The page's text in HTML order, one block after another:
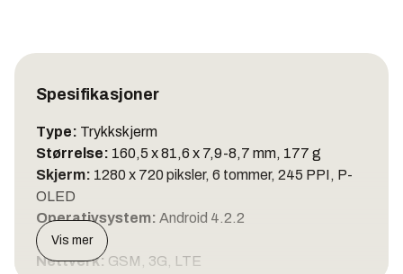
Spesifikasjoner
Type: Trykkskjerm
Størrelse: 160,5 x 81,6 x 7,9-8,7 mm, 177 g
Skjerm: 1280 x 720 piksler, 6 tommer, 245 PPI, P-
OLED
Operativsystem: Android 4.2.2
Nettverk: GSM, 3G, LTE
Vis mer